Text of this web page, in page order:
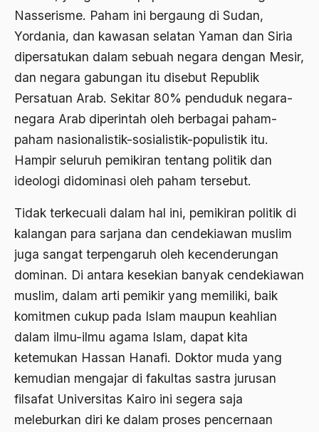
Nasserisme. Paham ini bergaung di Sudan,
Yordania, dan kawasan selatan Yaman dan Siria
dipersatukan dalam sebuah negara dengan Mesir,
dan negara gabungan itu disebut Republik
Persatuan Arab. Sekitar 80% penduduk negara-
negara Arab diperintah oleh berbagai paham-
paham nasionalistik-sosialistik-populistik itu.
Hampir seluruh pemikiran tentang politik dan
ideologi didominasi oleh paham tersebut.
Tidak terkecuali dalam hal ini, pemikiran politik di
kalangan para sarjana dan cendekiawan muslim
juga sangat terpengaruh oleh kecenderungan
dominan. Di antara kesekian banyak cendekiawan
muslim, dalam arti pemikir yang memiliki, baik
komitmen cukup pada Islam maupun keahlian
dalam ilmu-ilmu agama Islam, dapat kita
ketemukan Hassan Hanafi. Doktor muda yang
kemudian mengajar di fakultas sastra jurusan
filsafat Universitas Kairo ini segera saja
meleburkan diri ke dalam proses pencernaan
Agama Demokrasi
Agama di Asia
Agama Hukum
Agama Inovasi
agama populer
Agamawan
Agenda Nasional
agraris
Agum Gumelar
Ahimsa
Ahli